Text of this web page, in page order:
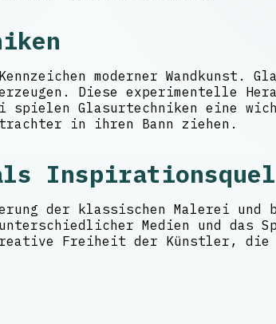
moderner
Diese experimentelle
spielen Glasurtechniken eine
in ihren Bann ziehen.
als
der klassischen Malerei
Medien und das
kreative Freiheit der Künstler,